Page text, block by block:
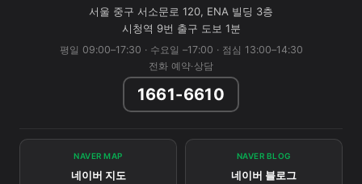
서울 중구 서소문로 120, ENA 빌딩 3층
시청역 9번 출구 도보 1분
평일 09:00–17:30 · 수요일 –17:00 · 점심 13:00–14:30
전화 예약·상담
1661-6610
NAVER MAP
네이버 지도
NAVER BLOG
네이버 블로그